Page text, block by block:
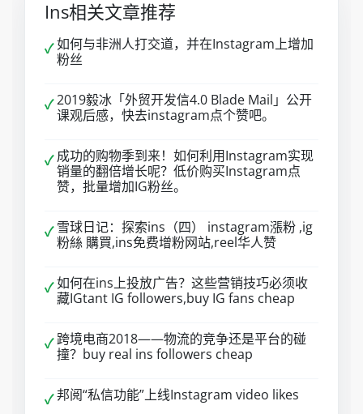
Ins相关文章推荐
✓如何与非洲人打交道，并在Instagram上增加
粉丝
✓2019毅冰「外贸开发信4.0 Blade Mail」公开
课观后感，快去instagram点个赞吧。
✓ 成功的购物季到来！如何利用Instagram实现
销量的翻倍增长呢？低价购买Instagram点
赞，批量增加IG粉丝。
✓ 雪球日记：探索ins（四） instagram漲粉 ,ig
粉絲 購買,ins免费增粉网站,reel华人赞
✓如何在ins上投放广告？这些营销技巧必须收
藏IGtant IG followers,buy IG fans cheap
✓ 跨境电商2018——物流的竞争还是平台的碰
撞？buy real ins followers cheap
✓邦阅“私信功能”上线Instagram video likes